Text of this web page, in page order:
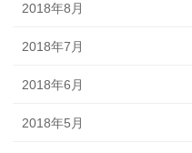
2018年8月
2018年7月
2018年6月
2018年5月